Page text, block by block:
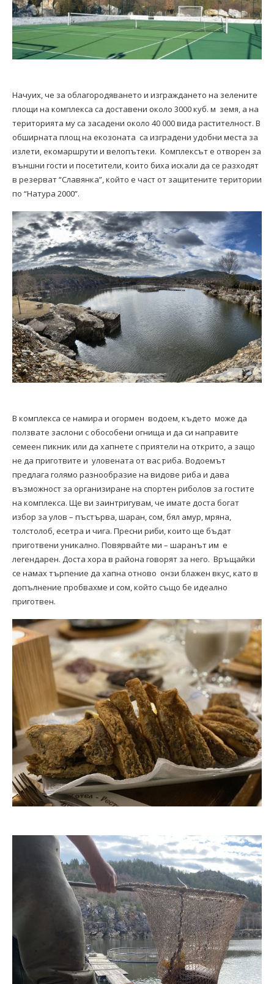
Начуих, че за облагородяването и изграждането на зелените
площи на комплекса са доставени около 3000 куб. м земя, а на
територията му са засадени около 40 000 вида растителност. В
обширната площ на екозоната са изградени удобни места за
излети, екомаршрути и велопътеки. Комплексът е отворен за
външни гости и посетители, които биха искали да се разходят
в резерват “Славянка”, който е част от защитените територии
по “Натура 2000”.
В комплекса се намира и огормен водоем, където може да
ползвате заслони с обособени огнища и да си направите
семеен пикник или да хапнете с приятели на открито, а защо
не да приготвите и уловената от вас риба. Водоемът
предлага голямо разнообразие на видове риба и дава
възможност за организиране на спортен риболов за гостите
на комплекса. Ще ви заинтригувам, че имате доста богат
избор за улов – пъстърва, шаран, сом, бял амур, мряна,
толстолоб, есетра и чига. Пресни риби, които ще бъдат
приготвени уникално. Повярвайте ми – шаранът им е
легендарен. Доста хора в района говорят за него. Връщайки
се намах търпение да хапна отново онзи блажен вкус, като в
допълнение пробвахме и сом, който също бе идеално
приготвен.